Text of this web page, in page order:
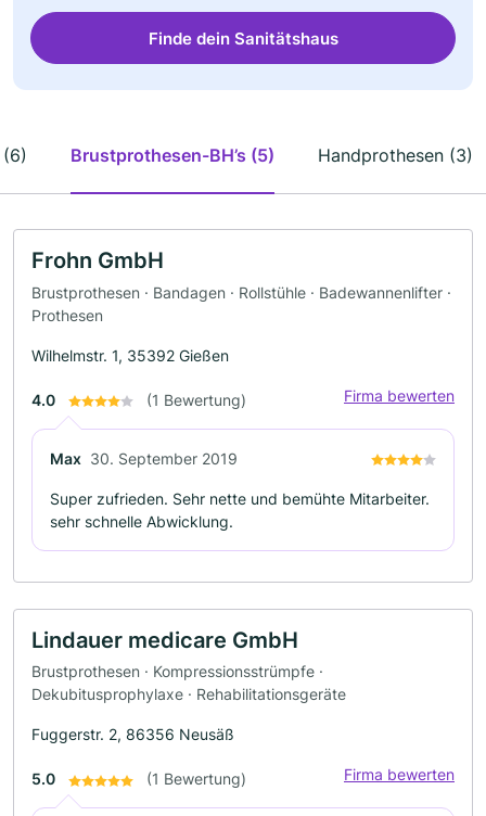
Finde dein Sanitätshaus
Brustprothesen-BH’s (5) Handprothesen (3)
Frohn GmbH
Brustprothesen · Bandagen · Rollstühle · Badewannenlifter ·
Prothesen
Wilhelmstr. 1, 35392 Gießen
4.0 (1 Bewertung) Firma bewerten
Max 30. September 2019
Super zufrieden. Sehr nette und bemühte Mitarbeiter.
sehr schnelle Abwicklung.
Lindauer medicare GmbH
Brustprothesen · Kompressionsstrümpfe ·
Dekubitusprophylaxe · Rehabilitationsgeräte
Fuggerstr. 2, 86356 Neusäß
5.0 (1 Bewertung) Firma bewerten